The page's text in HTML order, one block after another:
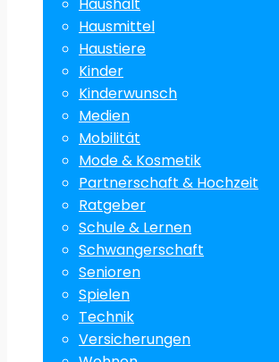
Haushalt
Hausmittel
Haustiere
Kinder
Kinderwunsch
Medien
Mobilität
Mode & Kosmetik
Partnerschaft & Hochzeit
Ratgeber
Schule & Lernen
Schwangerschaft
Senioren
Spielen
Technik
Versicherungen